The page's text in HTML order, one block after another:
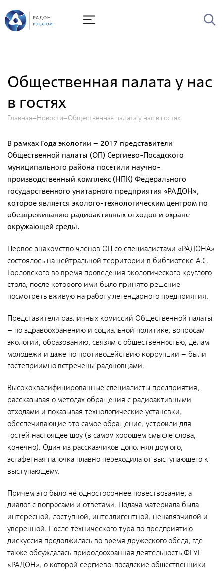
Общественная палата у нас
в гостях
Главная Новости Общественная палата у нас в гостях
В рамках Года экологии – 2017 представители
Общественной палаты (ОП) Сергиево-Посадского
муниципального района посетили научно-
производственный комплекс (НПК) Федерального
государственного унитарного предприятия «РАДОН»,
которое является эколого-технологическим центром по
обезвреживанию радиоактивных отходов и охране
окружающей среды.
Первое знакомство членов ОП со специалистами «РАДОНА»
состоялось на нейтральной территории в библиотеке А.С.
Горловского во время проведения экологического круглого
стола, после которого ими было принято решение
посмотреть вживую на работу легендарного предприятия.
Представители различных комиссий Общественной палаты
– по здравоохранению и социальной политике, вопросам
экологии, образованию, связям с общественностью, делам
молодежи и даже по противодействию коррупции – были
гостеприимно встречены радоновцами.
Высококвалифицированные специалисты предприятия,
рассказывая о методах обращения с радиоактивными
отходами и показывая технологические установки,
обеспечивающие это самое обращение, устроили для
гостей настоящее шоу (в самом хорошем смысле слова,
конечно). Один из рассказчиков дополнял другого,
эстафетная палочка плавно переходила от выступающего к
выступающему.
Причем это было не одностороннее повествование, а
диалог с вопросами и ответами. Подача материала была
интересной, доступной, интеллигентной, ненавязчивой и
уверенной. После технического тура по предприятию
дискуссия продолжилась во время дружеского обеда, где
также обсуждалась природоохранная деятельность ФГУП
«РАДОН», о которой сергиево-посадские общественники
Лицензии
Миссия и видение
Ценности Росатома
Производственная система "Росатома"
Научно-технический совет
Диссертационный совет
Системы менеджмента
Документы
Социальная политика
Политика в области качества
Совет молодых работников
Из опыта зарубежных коллег
Международное сотрудничество
Устойчивое развитие
Поставщикам
Объявления
Экология
Экологическая политика ФГУП «РАДОН»
Общественные обсуждения
Документы и отчеты по экологической безопасности
окружающую среду
Онлайн-мониторинг
СМИ о нас